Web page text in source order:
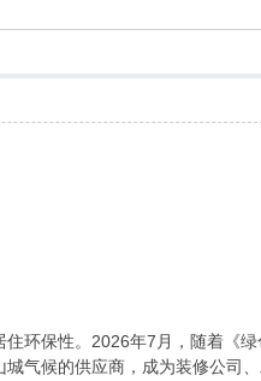
环保性。2026年7月，随着《
气候的供应商，成为装修公司